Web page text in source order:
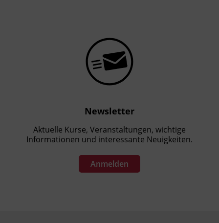
Newsletter
Aktuelle Kurse, Veranstaltungen, wichtige
Informationen und interessante Neuigkeiten.
Anmelden